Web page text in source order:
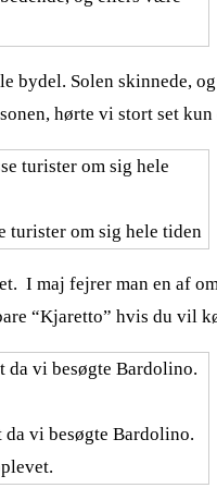
bydel. Solen skinnede,
hørte vi stort set
turister om sig hele tiden
I maj fejrer man en af
“Kjaretto” hvis du vil
vi besøgte Bardolino.